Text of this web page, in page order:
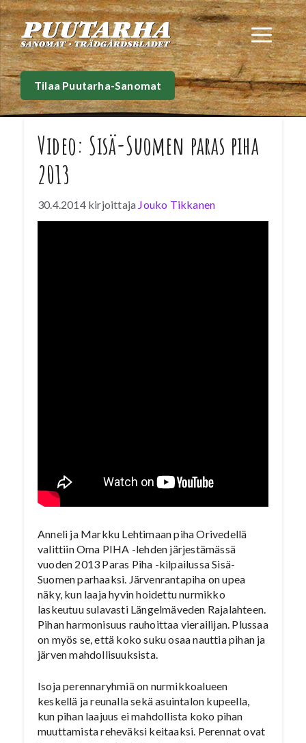
Siirry
sisältöön
Tilaa Puutarha-Sanomat
Video: Sisä-Suomen paras piha
2013
30.4.2014 kirjoittaja Jouko Tikkanen
Anneli ja Markku Lehtimaan piha Orivedellä
valittiin Oma PIHA -lehden järjestämässä
vuoden 2013 Paras Piha -kilpailussa Sisä-
Suomen parhaaksi. Järvenrantapiha on upea
näky, kun laaja hyvin hoidettu nurmikko
laskeutuu sulavasti Längelmäveden Rajalahteen.
Pihan harmonisuus rauhoittaa vierailijan. Plussaa
on myös se, että koko suku osaa nauttia pihan ja
järven mahdollisuuksista.
Isoja perennaryhmiä on nurmikkoalueen
keskellä ja reunalla sekä asuintalon kupeella,
kun pihan laajuus ei mahdollista koko pihan
muuttamista reheväksi keitaaksi. Perennat ovat